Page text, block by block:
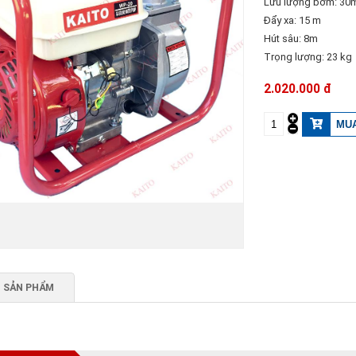
Đẩy xa: 15 m
Hút sâu: 8m
Trọng lượng: 23 kg
2.020.000 đ
PHẨM